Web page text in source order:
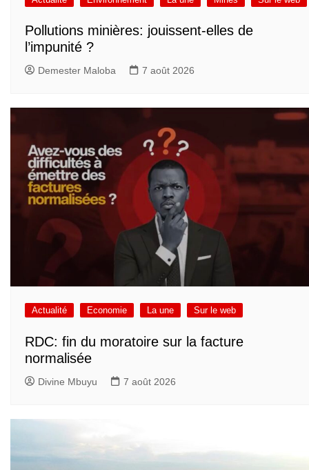
Pollutions minières: jouissent-elles de
l’impunité ?
Demester Maloba 7 août 2026
Actualité Economie La une Sur le web
RDC: fin du moratoire sur la facture
normalisée
Divine Mbuyu 7 août 2026